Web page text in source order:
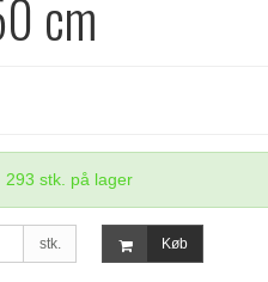
cm
293 stk. på lager
stk. Køb